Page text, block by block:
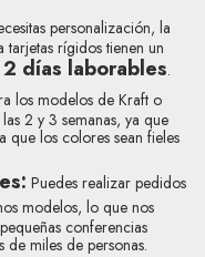
personalización, la
rígidos tienen un
días laborables.
los modelos de Kraft o
2 y 3 semanas, ya que
que los colores sean fieles
Puedes realizar pedidos
modelos, lo que nos
conferencias
miles de personas.